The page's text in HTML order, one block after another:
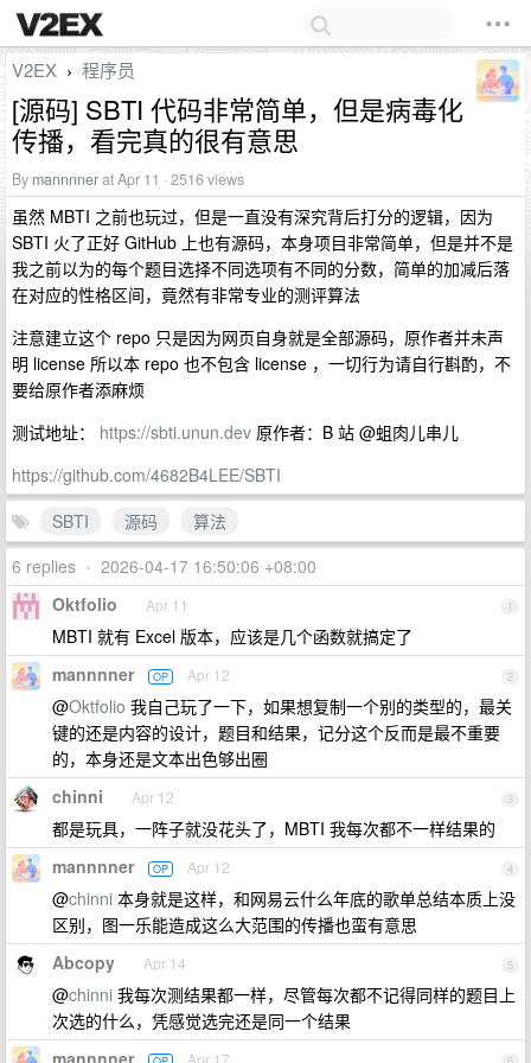
V2EX › 程序员
[源码] SBTI 代码非常简单，但是病毒化
传播，看完真的很有意思
By mannnnerat Apr 11 · 2516 views
虽然 MBTI 之前也玩过，但是一直没有深究背后打分的逻辑，因为
SBTI 火了正好 GitHub 上也有源码，本身项目非常简单，但是并不是
我之前以为的每个题目选择不同选项有不同的分数，简单的加减后落
在对应的性格区间，竟然有非常专业的测评算法
注意建立这个 repo 只是因为网页自身就是全部源码，原作者并未声
明 license 所以本 repo 也不包含 license ，一切行为请自行斟酌，不
要给原作者添麻烦
测试地址： https://sbti.unun.dev 原作者：B 站 @蛆肉儿串儿
https://github.com/4682B4LEE/SBTI
SBTI
源码
算法
6 replies • 2026-04-17 16:50:06 +08:00
1
Oktfolio Apr 11
MBTI 就有 Excel 版本，应该是几个函数就搞定了
2
mannnner OP Apr 12
@Oktfolio 我自己玩了一下，如果想复制一个别的类型的，最关
键的还是内容的设计，题目和结果，记分这个反而是最不重要
的，本身还是文本出色够出圈
3
chinni Apr 12
都是玩具，一阵子就没花头了，MBTI 我每次都不一样结果的
4
mannnner OP Apr 12
@chinni 本身就是这样，和网易云什么年底的歌单总结本质上没
区别，图一乐能造成这么大范围的传播也蛮有意思
5
Abcopy Apr 14
@chinni 我每次测结果都一样，尽管每次都不记得同样的题目上
次选的什么，凭感觉选完还是同一个结果
mannnner Apr 17